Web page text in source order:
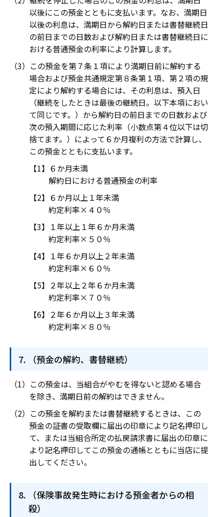
以後にこの預金とともに支払います。なお、満期日
以後の利息は、満期日から解約日または書替継続日
の前日までの日数および解約日または書替継続日に
おける普通預金の利率により計算します。
この預金を第７条１項により満期日前に解約する
場合および預金共通規定第８条第１項、第２項の規
定により解約する場合には、その利息は、預入日
（継続をしたときは最後の継続日。以下本項におい
て同じです。）から解約日の前日までの日数および
次の預入期間に応じた利率（小数点第４位以下は切
捨てます。）によって６か月複利の方法で計算し、
この預金とともに支払います。
６か月未満
解約日における普通預金の利率
６か月以上１年未満
約定利率×４０％
１年以上１年６か月未満
約定利率×５０％
１年６か月以上２年未満
約定利率×６０％
２年以上２年６か月未満
約定利率×７０％
２年６か月以上３年未満
約定利率×８０％
（預金の解約、書替継続）
この預金は、当組合がやむを得ないと認める場合
を除き、満期日前の解約はできません。
この預金を解約または書替継続するときは、この
預金の証書の受取欄に届出の印章により記名押印し
て、または当組合所定の払戻請求書に届出の印章に
より記名押印してこの預金の通帳とともに当店に提
出してください。
（保険事故発生時における預金者からの相
殺）